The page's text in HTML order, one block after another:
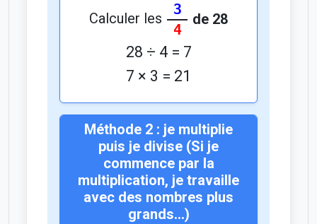
Calculer les
3
4
de 28
28 ÷ 4 = 7
7 × 3 = 21
Méthode 2 : je multiplie
puis je divise (Si je
commence par la
multiplication, je travaille
avec des nombres plus
grands…)